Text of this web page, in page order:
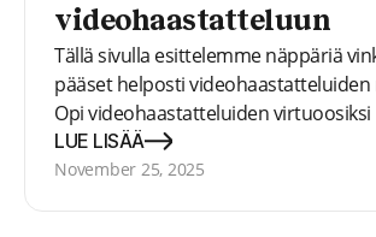
videohaastatteluun
Tällä sivulla esittelemme näppäriä
pääset helposti videohaastatteluiden
Opi videohaastatteluiden virtuoosiksi
vinkeillämme!
LUE LISÄÄ
November 25, 2025